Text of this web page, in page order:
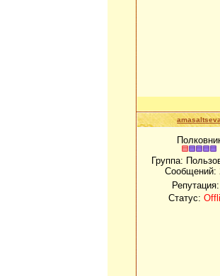
Группа:
Сообщений:
Статус: